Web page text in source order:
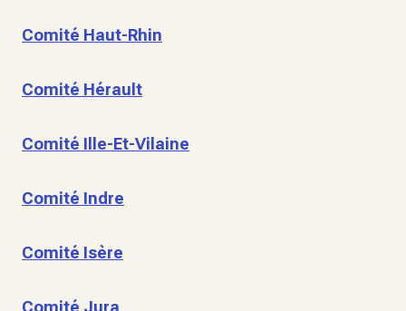
Comité Haut-Rhin
Comité Hérault
Comité Ille-Et-Vilaine
Comité Indre
Comité Isère
Comité Jura